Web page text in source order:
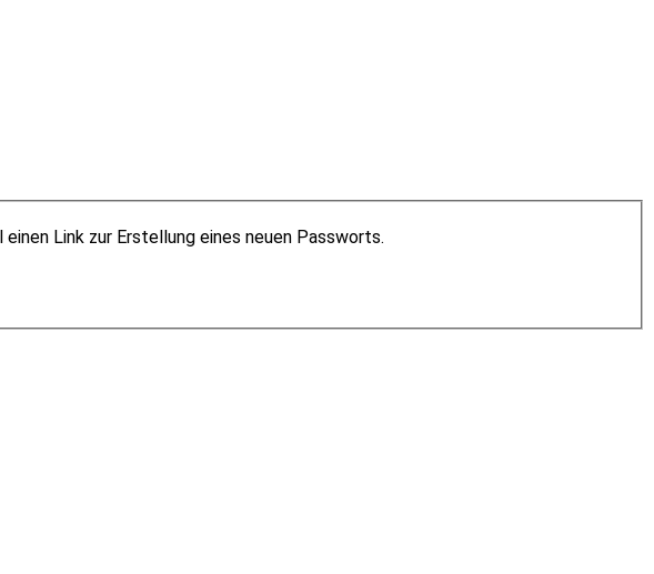
Link zur Erstellung eines neuen Passworts.